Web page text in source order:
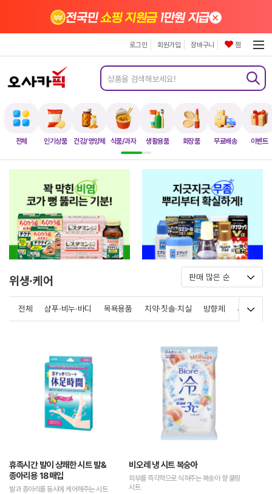
전체 인기상품 건강/영양제 식품/과자 생활용품 화장품 무료배송 이벤트
전국민쇼핑 지원금1만원 지급×
로그인 회원가입 장바구니 찜
위생·케어
전체 샴푸·비누·바디 목욕용품 치약·칫솔·치실 방향제 세탁·세제
휴족시간 발이 상쾌한 시트 발&
종아리용 18매입
발과 종아리를 동시에 케어해주는 시트
비오레 냉 시트 복숭아
피부를 즉각적으로 식혀주는 복숭아 향 쿨링
시트